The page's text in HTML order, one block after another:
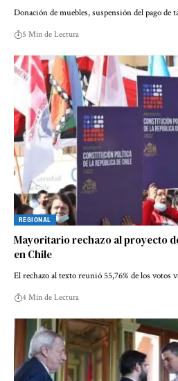
Donación de muebles, suspensión del pago de
5 Min de Lectura
REGIONAL
Mayoritario rechazo al proyecto
en Chile
El rechazo al texto reunió 55,76% de los votos
4 Min de Lectura